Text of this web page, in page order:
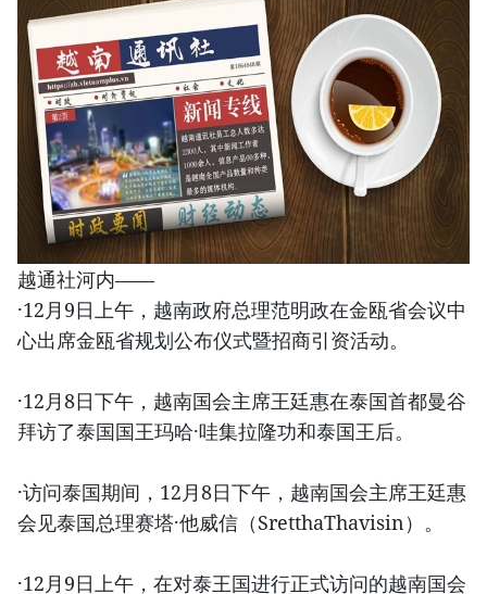
越通社河内——
·12月9日上午，越南政府总理范明政在金瓯省会议中
心出席金瓯省规划公布仪式暨招商引资活动。
·12月8日下午，越南国会主席王廷惠在泰国首都曼谷
拜访了泰国国王玛哈·哇集拉隆功和泰国王后。
·访问泰国期间，12月8日下午，越南国会主席王廷惠
会见泰国总理赛塔·他威信（SretthaThavisin）。
·12月9日上午，在对泰王国进行正式访问的越南国会